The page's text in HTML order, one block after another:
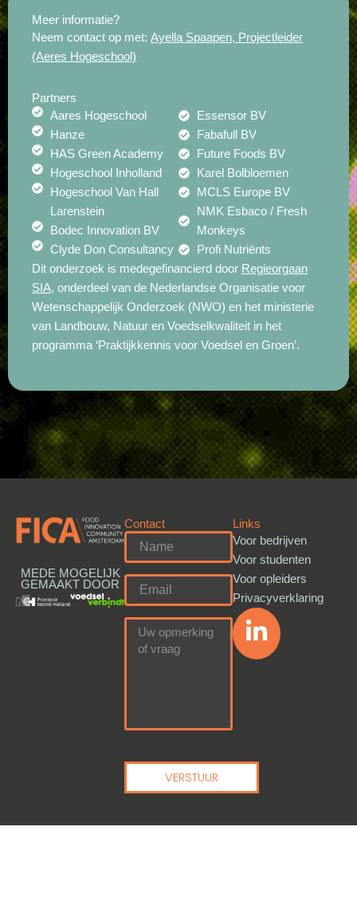
Meer informatie?
Neem contact op met: Ayella Spaapen, Projectleider
(Aeres Hogeschool)
Partners
Aares Hogeschool
Hanze
HAS Green Academy
Hogeschool Inholland
Hogeschool Van Hall
Larenstein
Bodec Innovation BV
Clyde Don Consultancy
Essensor BV
Fabafull BV
Future Foods BV
Karel Bolbloemen
MCLS Europe BV
NMK Esbaco / Fresh
Monkeys
Profi Nutriënts
Dit onderzoek is medegefinancierd door Regieorgaan
SIA, onderdeel van de Nederlandse Organisatie voor
Wetenschappelijk Onderzoek (NWO) en het ministerie
van Landbouw, Natuur en Voedselkwaliteit in het
programma ‘Praktijkkennis voor Voedsel en Groen’.
MEDE MOGELIJK
GEMAAKT DOOR
Contact
VERSTUUR
Links
Voor bedrijven
Voor studenten
Voor opleiders
Privacyverklaring